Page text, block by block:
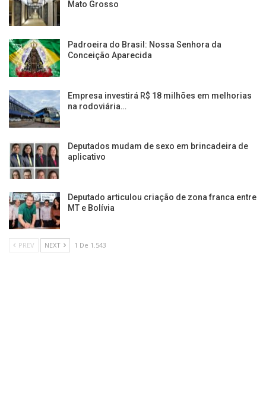
Mato Grosso
Padroeira do Brasil: Nossa Senhora da
Conceição Aparecida
Empresa investirá R$ 18 milhões em melhorias
na rodoviária…
Deputados mudam de sexo em brincadeira de
aplicativo
Deputado articulou criação de zona franca entre
MT e Bolívia
PREV NEXT 1 De 1.543